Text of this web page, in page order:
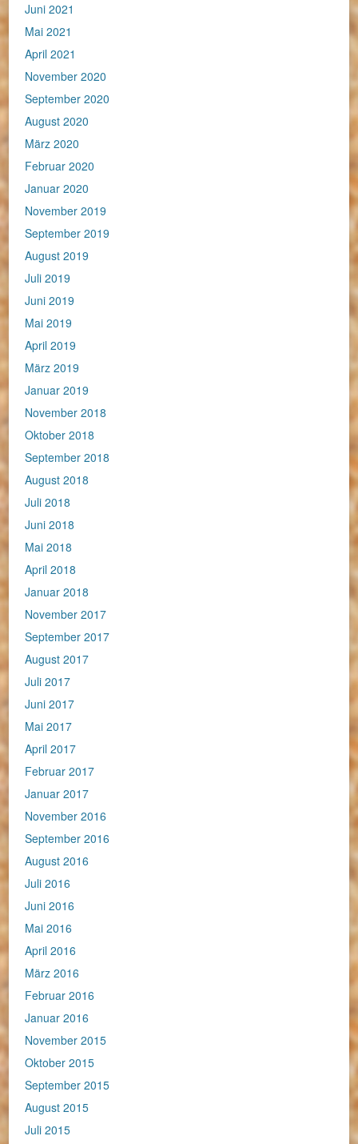
Juni 2021
Mai 2021
April 2021
November 2020
September 2020
August 2020
März 2020
Februar 2020
Januar 2020
November 2019
September 2019
August 2019
Juli 2019
Juni 2019
Mai 2019
April 2019
März 2019
Januar 2019
November 2018
Oktober 2018
September 2018
August 2018
Juli 2018
Juni 2018
Mai 2018
April 2018
Januar 2018
November 2017
September 2017
August 2017
Juli 2017
Juni 2017
Mai 2017
April 2017
Februar 2017
Januar 2017
November 2016
September 2016
August 2016
Juli 2016
Juni 2016
Mai 2016
April 2016
März 2016
Februar 2016
Januar 2016
November 2015
Oktober 2015
September 2015
August 2015
Juli 2015